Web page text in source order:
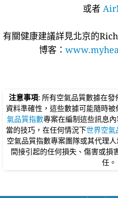
或者
有關健康建議詳​​見北京的
博客：
注意事項: 所有空氣品質數據在
資料準確性，這些數據可能隨時被
氣品質指數專案在編制這些訊息
當的技巧，在任何情況下世界空氣
空氣品質指數專案團隊或其代理
間接引起的任何損失、傷害或損
任。